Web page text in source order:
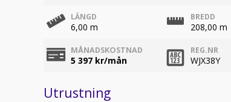
LÄNGD
6,00 m
BREDD
208,00 m
MÅNADSKOSTNAD
5 397 kr/mån
REG.NR
WJX38Y
Utrustning